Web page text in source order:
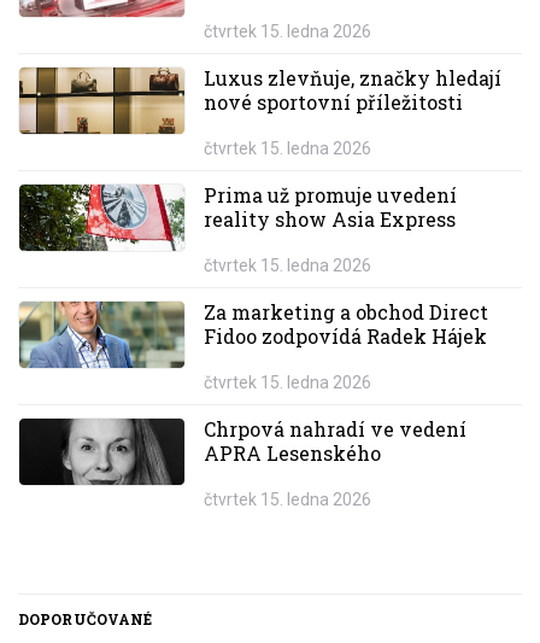
čtvrtek 15. ledna 2026
Luxus zlevňuje, značky hledají
nové sportovní příležitosti
čtvrtek 15. ledna 2026
Prima už promuje uvedení
reality show Asia Express
čtvrtek 15. ledna 2026
Za marketing a obchod Direct
Fidoo zodpovídá Radek Hájek
čtvrtek 15. ledna 2026
Chrpová nahradí ve vedení
APRA Lesenského
čtvrtek 15. ledna 2026
DOPORUČOVANÉ